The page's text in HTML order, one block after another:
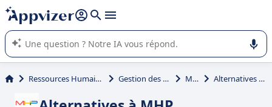
répondre (plusieurs lignes avec
L'IA de Appvizer vous guide dans l'utilisation ou la sélection de
logiciel SaaS en entreprise.
Ressources Humaines (RH) Gestion des temps MHP Alternatives à MHP